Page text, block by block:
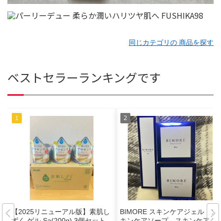
同じカテゴリの 商品を探す
ベストセラーランキングです
【2025リニューアル版】素肌し
BIMORE スキンケアジェル ス